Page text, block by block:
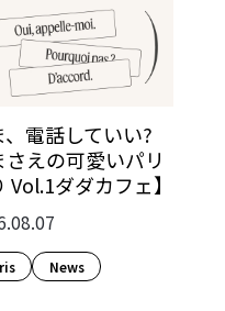
、電話していい?
さえの可愛いパリ
Vol.1ダダカフェ】
News